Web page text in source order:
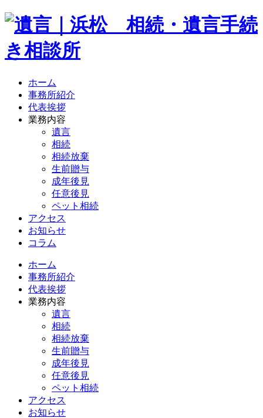
ホーム
事務所紹介
代表挨拶
業務内容
遺言
相続
相続放棄
生前贈与
成年後見
任意後見
ペット相続
アクセス
お知らせ
コラム
ホーム
事務所紹介
代表挨拶
業務内容
遺言
相続
相続放棄
生前贈与
成年後見
任意後見
ペット相続
アクセス
お知らせ